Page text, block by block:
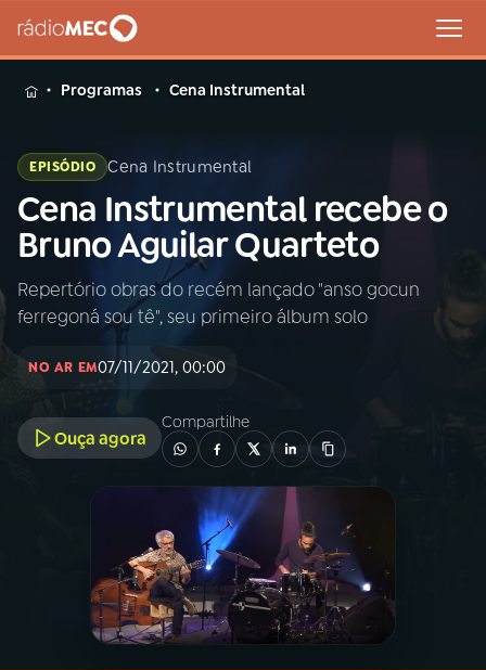
MENU
Buscar
na
Rádio
MEC
Buscar
Início AO VIVO
PROGRAMAÇÃO
PROGRAMAS
Programas Cena Instrumental
EPISÓDIO Cena Instrumental
Cena Instrumental recebe o
Bruno Aguilar Quarteto
Repertório obras do recém lançado "anso gocun
ferregoná sou tê", seu primeiro álbum solo
NO AR EM07/11/2021, 00:00
Ouça agora
Compartilhe